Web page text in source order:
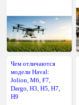
Чем отличаются
модели Haval:
Jolion, M6, F7,
Dargo, H3, H5, H7,
H9